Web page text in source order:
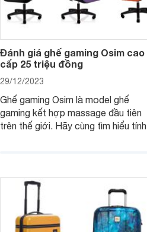
Đánh giá ghế gaming Osim cao
cấp 25 triệu đồng
29/12/2023
Ghế gaming Osim là model ghế
gaming kết hợp massage đầu tiên
trên thế giới. Hãy cùng tìm hiểu tính